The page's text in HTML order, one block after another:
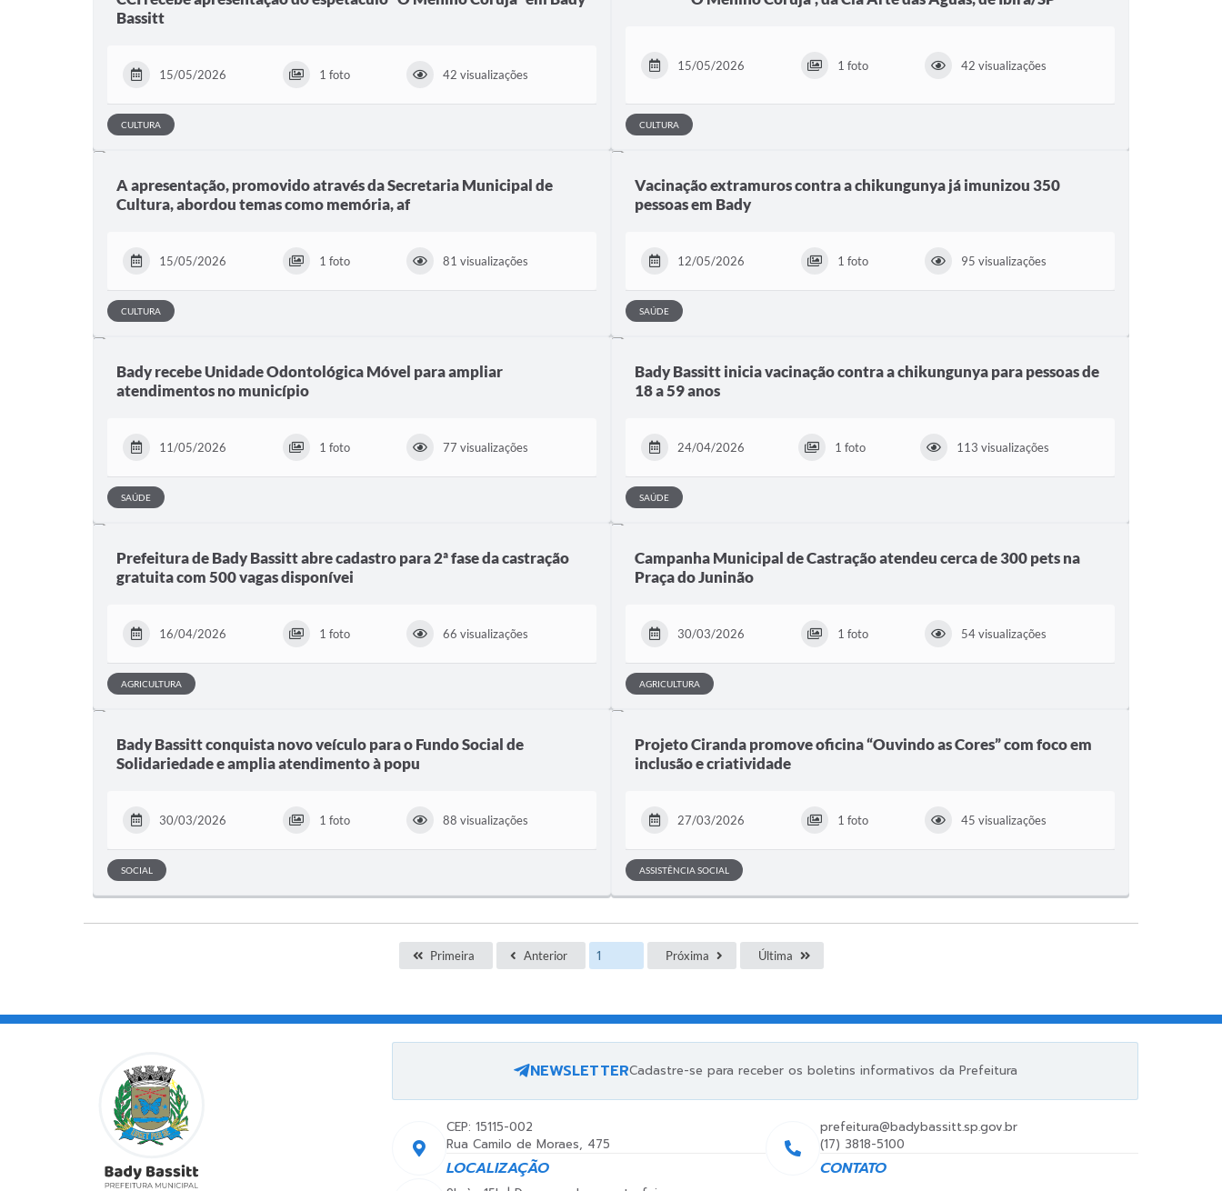
Bassitt
15/05/2026 1 foto 42 visualizações
CULTURA
15/05/2026 1 foto 42 visualizações
CULTURA
A apresentação, promovido através da Secretaria Municipal de
Cultura, abordou temas como memória, af
15/05/2026 1 foto 81 visualizações
CULTURA
Vacinação extramuros contra a chikungunya já imunizou 350
pessoas em Bady
12/05/2026 1 foto 95 visualizações
SAÚDE
Bady recebe Unidade Odontológica Móvel para ampliar
atendimentos no município
11/05/2026 1 foto 77 visualizações
SAÚDE
Bady Bassitt inicia vacinação contra a chikungunya para pessoas de
18 a 59 anos
24/04/2026 1 foto 113 visualizações
SAÚDE
Prefeitura de Bady Bassitt abre cadastro para 2ª fase da castração
gratuita com 500 vagas disponívei
16/04/2026 1 foto 66 visualizações
AGRICULTURA
Campanha Municipal de Castração atendeu cerca de 300 pets na
Praça do Juninão
30/03/2026 1 foto 54 visualizações
AGRICULTURA
Bady Bassitt conquista novo veículo para o Fundo Social de
Solidariedade e amplia atendimento à popu
30/03/2026 1 foto 88 visualizações
SOCIAL
Projeto Ciranda promove oficina “Ouvindo as Cores” com foco em
inclusão e criatividade
27/03/2026 1 foto 45 visualizações
ASSISTÊNCIA SOCIAL
Primeira Anterior Próxima Última
LOCALIZAÇÃO
Rua Camilo de Moraes, 475
CEP: 15115-002
CONTATO
(17) 3818-5100
prefeitura@badybassitt.sp.gov.br
NEWSLETTERCadastre-se para receber os boletins informativos da Prefeitura